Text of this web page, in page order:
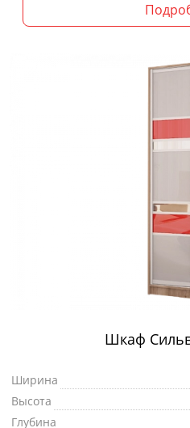
Шкаф
Ширина
Высота
Глубина